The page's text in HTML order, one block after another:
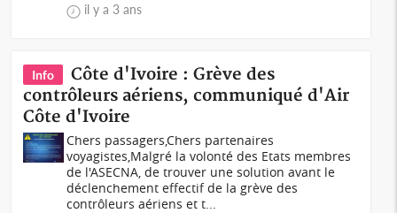
il y a 3 ans
Info
Côte d'Ivoire : Grève des
contrôleurs aériens, communiqué d'Air
Côte d'Ivoire
Chers passagers,Chers partenaires
voyagistes,Malgré la volonté des Etats membres
de l'ASECNA, de trouver une solution avant le
déclenchement effectif de la grève des
contrôleurs aériens et t...